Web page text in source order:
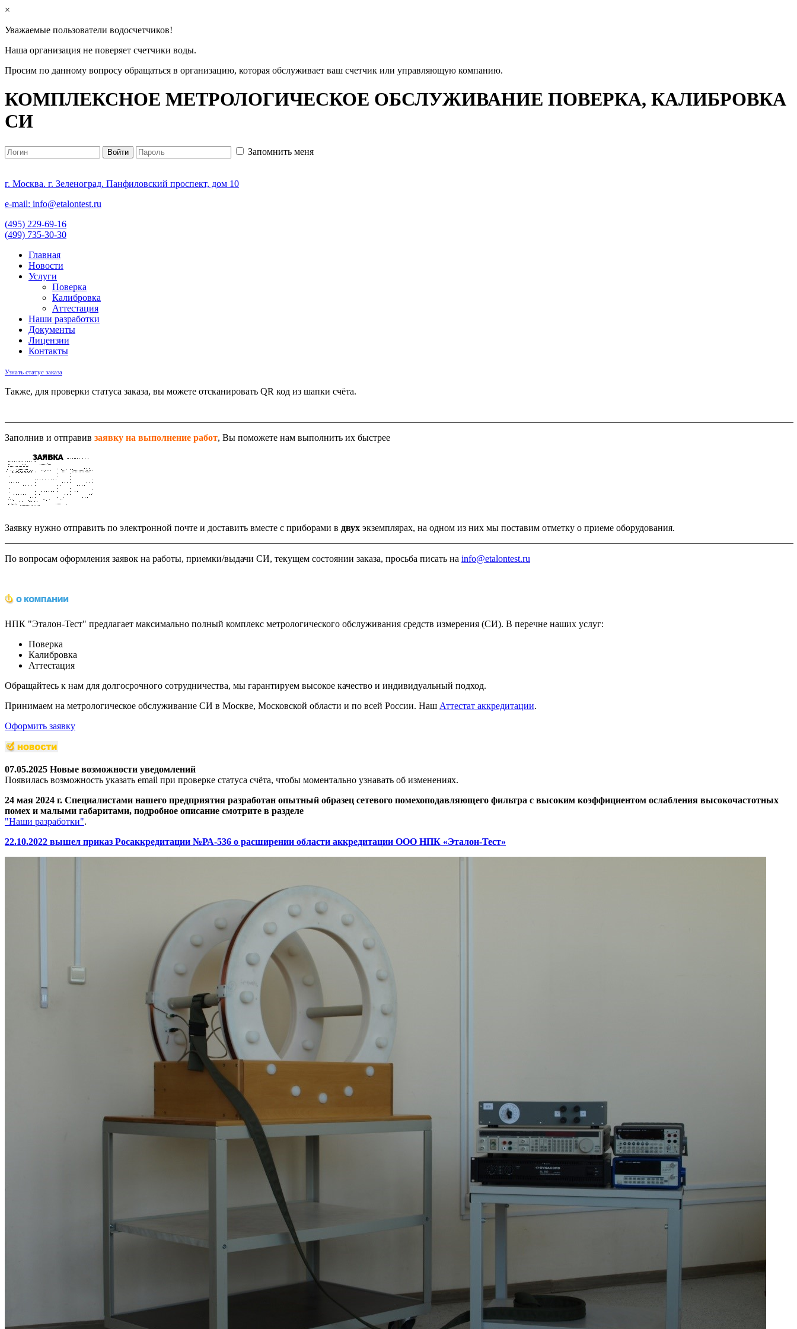
×
Уважаемые пользователи водосчетчиков!
Наша организация не поверяет счетчики воды.
Просим по данному вопросу обращаться в организацию, которая обслуживает ваш счетчик или управляющую компанию.
КОМПЛЕКСНОЕ МЕТРОЛОГИЧЕСКОЕ ОБСЛУЖИВАНИЕ ПОВЕРКА, КАЛИБРОВКА
СИ
Запомнить меня
г. Москва. г. Зеленоград. Панфиловский проспект, дом 10
e-mail: info@etalontest.ru
(495) 229-69-16
(499) 735-30-30
Главная
Новости
Услуги
Поверка
Калибровка
Аттестация
Наши разработки
Документы
Лицензии
Контакты
Узнать статус заказа
Также, для проверки статуса заказа, вы можете отсканировать QR код из шапки счёта.
Заполнив и отправив заявку на выполнение работ, Вы поможете нам выполнить их быстрее
Заявку нужно отправить по электронной почте и доставить вместе с приборами в двух экземплярах, на одном из них мы поставим отметку о приеме оборудования.
По вопросам оформления заявок на работы, приемки/выдачи СИ, текущем состоянии заказа, просьба писать на info@etalontest.ru
НПК "Эталон-Тест" предлагает максимально полный комплекс метрологического обслуживания средств измерения (СИ). В перечне наших услуг:
Поверка
Калибровка
Аттестация
Обращайтесь к нам для долгосрочного сотрудничества, мы гарантируем высокое качество и индивидуальный подход.
Принимаем на метрологическое обслуживание СИ в Москве, Московской области и по всей России. Наш Аттестат аккредитации.
Оформить заявку
07.05.2025 Новые возможности уведомлений
Появилась возможность указать email при проверке статуса счёта, чтобы моментально узнавать об изменениях.
24 мая 2024 г. Специалистами нашего предприятия разработан опытный образец сетевого помехоподавляющего фильтра с высоким коэффициентом ослабления высокочастотных
помех и малыми габаритами, подробное описание смотрите в разделе
"Наши разработки".
22.10.2022 вышел приказ Росаккредитации №РА-536 о расширении области аккредитации ООО НПК «Эталон-Тест»